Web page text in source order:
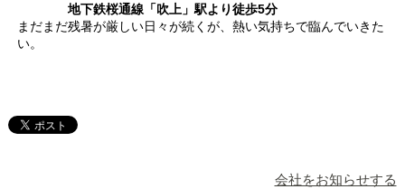
地下鉄桜通線「吹上」駅より徒歩5分
まだまだ残暑が厳しい日々が続くが、熱い気持ちで臨んでいきた
い。
会社をお知らせする